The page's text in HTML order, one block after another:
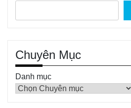
Chuyên Mục
Danh mục